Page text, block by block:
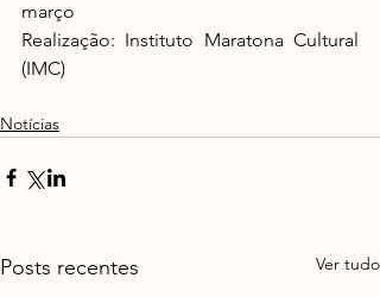
março
Realização: Instituto Maratona Cultural
(IMC)
Notícias
Posts recentes Ver tudo